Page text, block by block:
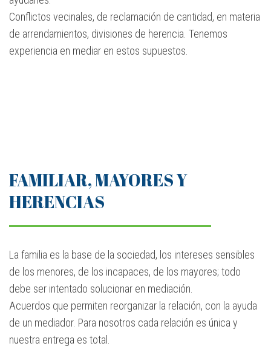
Conflictos vecinales, de reclamación de cantidad, en materia
de arrendamientos, divisiones de herencia. Tenemos
experiencia en mediar en estos supuestos.
FAMILIAR, MAYORES Y
HERENCIAS
La familia es la base de la sociedad, los intereses sensibles
de los menores, de los incapaces, de los mayores; todo
debe ser intentado solucionar en mediación.
Acuerdos que permiten reorganizar la relación, con la ayuda
de un mediador. Para nosotros cada relación es única y
nuestra entrega es total.